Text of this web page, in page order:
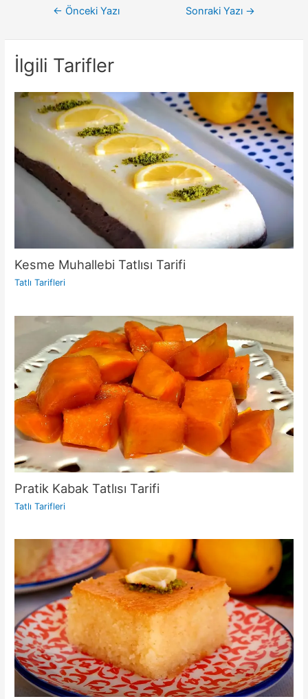
← Önceki Yazı Sonraki Yazı →
İlgili Tarifler
Kesme Muhallebi Tatlısı Tarifi
Tatlı Tarifleri
Pratik Kabak Tatlısı Tarifi
Tatlı Tarifleri